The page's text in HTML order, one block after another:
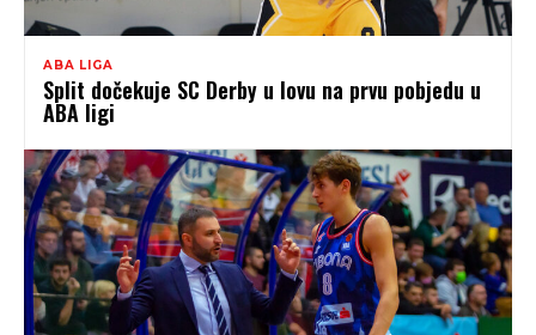
ABA LIGA
Split dočekuje SC Derby u lovu na prvu pobjedu u
ABA ligi